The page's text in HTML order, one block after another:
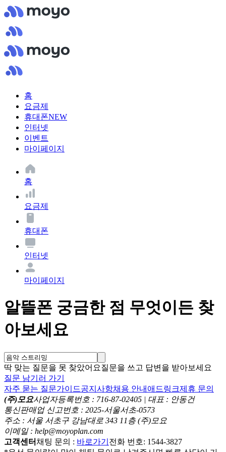
홈
요금제
휴대폰NEW
인터넷
이벤트
마이페이지
홈
요금제
휴대폰
인터넷
마이페이지
알뜰폰 궁금한 점 무엇이든 찾
아보세요
딱 맞는 질문을 못 찾았어요질문을 쓰고 답변을 받아보세요
질문 남기러 가기
자주 묻는 질문가이드공지사항채용 안내 애드링크제휴 문의
(주)모요사업자등록번호 : 716-87-02405 | 대표 : 안동건
통신판매업 신고번호 : 2025-서울서초-0573
주소 : 서울 서초구 강남대로 343 11층 (주)모요
이메일 : help@moyoplan.com
고객센터 채팅 문의 : 바로가기 전화 번호: 1544-3827